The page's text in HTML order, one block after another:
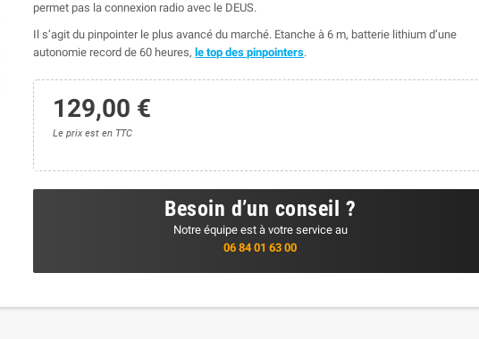
permet pas la connexion radio avec le DEUS.
Il s’agit du pinpointer le plus avancé du marché. Etanche à 6 m, batterie lithium d’une
autonomie record de 60 heures, le top des pinpointers.
129,00 €
Le prix est en TTC
Besoin d’un conseil ?
Notre équipe est à votre service au
06 84 01 63 00